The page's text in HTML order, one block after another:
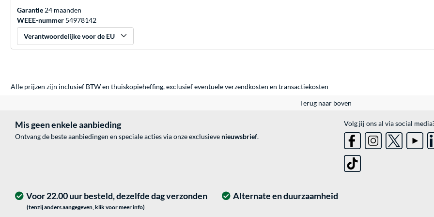
Garantie 24 maanden
WEEE-nummer 54978142
Verantwoordelijke voor de EU
Alle prijzen zijn inclusief BTW en thuiskopieheffing, exclusief eventueleverzendkosten en transactiekosten
Terug naar boven
Mis geen enkele aanbieding
Ontvang de beste aanbiedingen en speciale acties via onze exclusieve nieuwsbrief.
Volg jij ons al via social
Alternate en duurzaamheid
Voor 22.00 uur besteld, dezelfde dag verzonden
(tenzij anders aangegeven, klik voor meer info)